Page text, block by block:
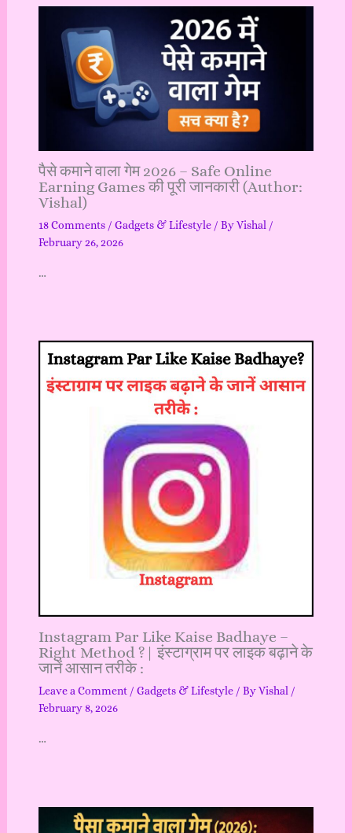
पैसे कमाने वाला गेम 2026 – Safe Online
Earning Games की पूरी जानकारी (Author:
Vishal)
18 Comments / Gadgets & Lifestyle/ ByVishal /
February 26, 2026
…
Instagram Par Like Kaise Badhaye –
Right Method ?| इंस्टाग्राम पर लाइक बढ़ाने के
जानें आसान तरीके :
Leave a Comment / Gadgets & Lifestyle/ ByVishal /
February 8, 2026
…